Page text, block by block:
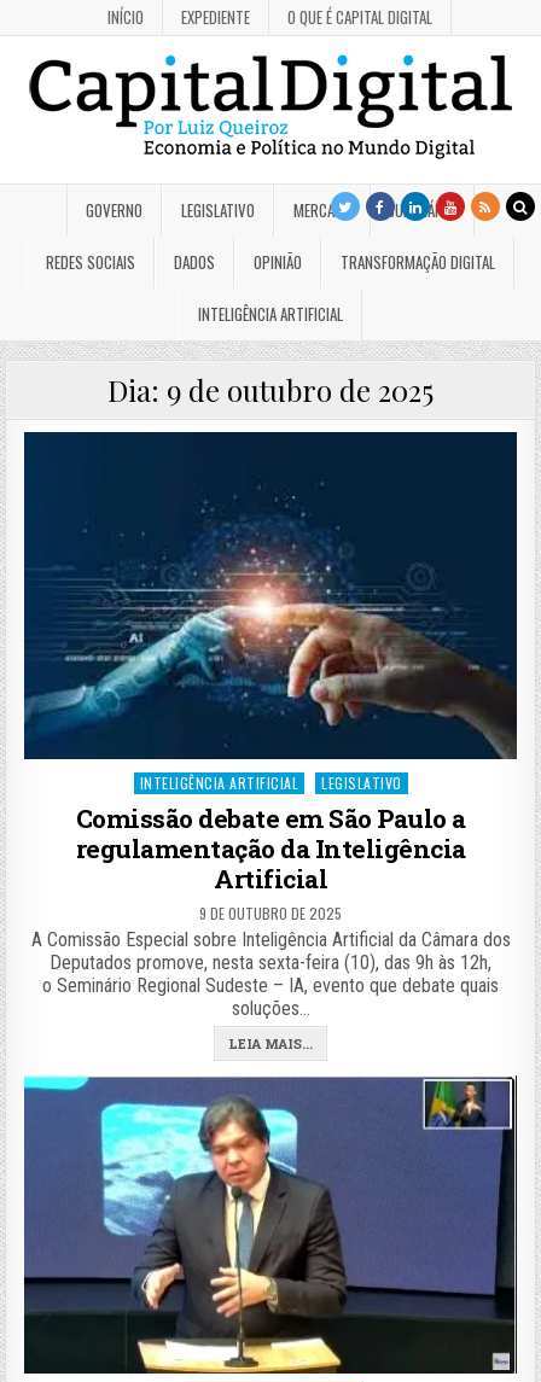
INÍCIO EXPEDIENTE O QUE É CAPITAL DIGITAL
GOVERNO LEGISLATIVO MERCADO JUDICIÁRIO
REDES SOCIAIS DADOS OPINIÃO TRANSFORMAÇÃO DIGITAL
INTELIGÊNCIA ARTIFICIAL
Dia: 9 de outubro de 2025
Posted
in
INTELIGÊNCIA ARTIFICIAL LEGISLATIVO
Comissão debate em São Paulo a
regulamentação da Inteligência
Artificial
9 DE OUTUBRO DE 2025
A Comissão Especial sobre Inteligência Artificial da Câmara dos
Deputados promove, nesta sexta-feira (10), das 9h às 12h,
o Seminário Regional Sudeste – IA, evento que debate quais
soluções…
LEIA MAIS...